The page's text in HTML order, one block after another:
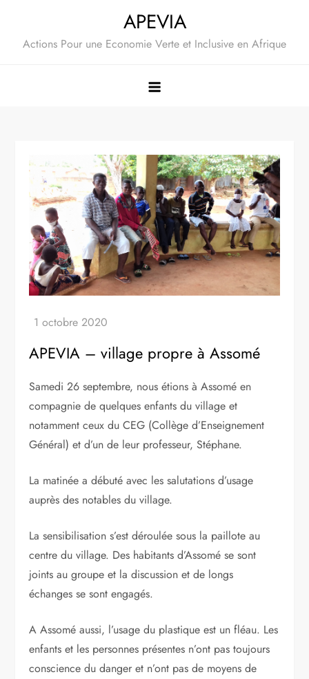
content
APEVIA
Actions Pour une Economie Verte et Inclusive en Afrique
APEVIA – village propre à Assomé
Samedi 26 septembre, nous étions à Assomé en
compagnie de quelques enfants du village et
notamment ceux du CEG (Collège d’Enseignement
Général) et d’un de leur professeur, Stéphane.
La matinée a débuté avec les salutations d’usage
auprès des notables du village.
La sensibilisation s’est déroulée sous la paillote au
centre du village. Des habitants d’Assomé se sont
joints au groupe et la discussion et de longs
échanges se sont engagés.
A Assomé aussi, l’usage du plastique est un fléau. Les
enfants et les personnes présentes n’ont pas toujours
conscience du danger et n’ont pas de moyens de